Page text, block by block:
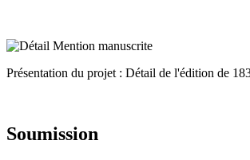
Présentation du projet : Détail de l'édition de
Soumission